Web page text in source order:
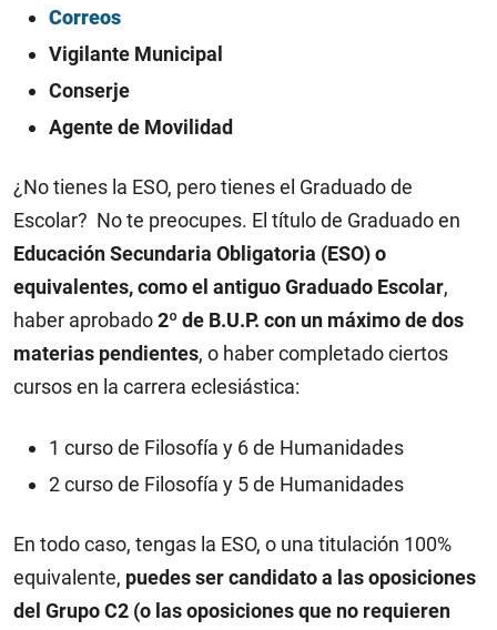
Correos
Vigilante Municipal
Conserje
Agente de Movilidad
¿No tienes la ESO, pero tienes el Graduado de
Escolar? No te preocupes. El título de Graduado en
Educación Secundaria Obligatoria (ESO) o
equivalentes, como el antiguo Graduado Escolar,
haber aprobado2º de B.U.P. con un máximo de dos
materias pendientes, o haber completado ciertos
cursos en la carrera eclesiástica:
1 curso de Filosofía y 6 de Humanidades
2 curso de Filosofía y 5 de Humanidades
En todo caso, tengas la ESO, o una titulación 100%
equivalente, puedes ser candidato a las oposiciones
del Grupo C2 (o las oposiciones que no requieren